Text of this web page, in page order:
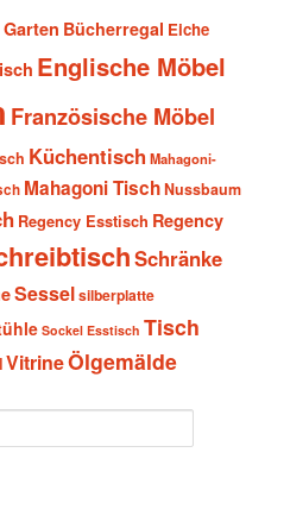
Bücherregal Eiche
Englische Möbel
Französische Möbel
Küchentisch Mahagoni-
Mahagoni TischNussbaum
Regency Esstisch Regency
Schränke
Sesselsilberplatte
Sockel Esstisch Tisch
VitrineÖlgemälde